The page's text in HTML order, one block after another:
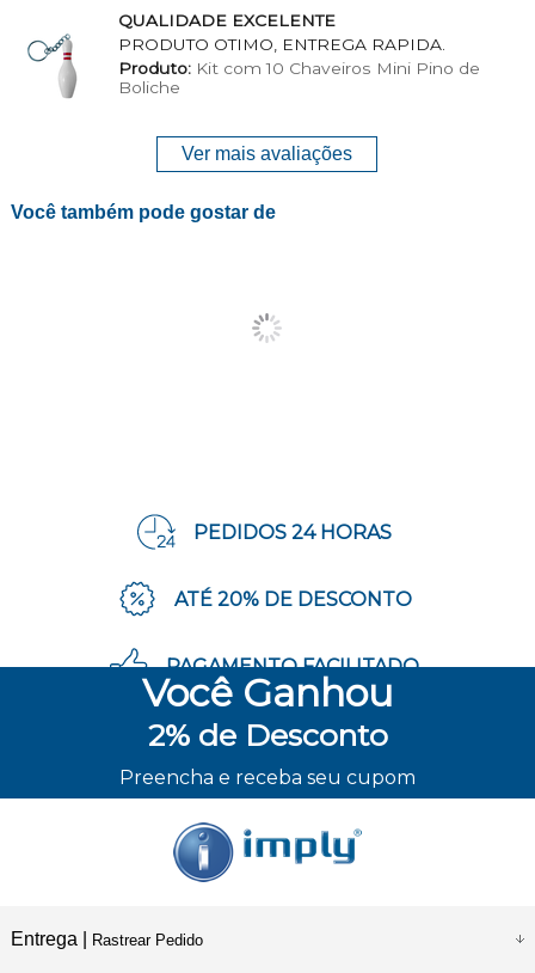
QUALIDADE EXCELENTE
PRODUTO OTIMO, ENTREGA RAPIDA.
Produto:Kit com 10 Chaveiros Mini Pino de
Boliche
Ver mais avaliações
Você também pode gostar de
PEDIDOS 24 HORAS
ATÉ 20% DE DESCONTO
PAGAMENTO FACILITADO
ENVIO RÁPIDO
Você Ganhou
2%de Desconto
Preencha e receba seu cupom
Entrega | Rastrear Pedido